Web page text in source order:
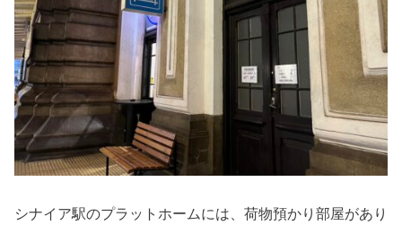
シナイア駅のプラットホームには、荷物預かり部屋があり